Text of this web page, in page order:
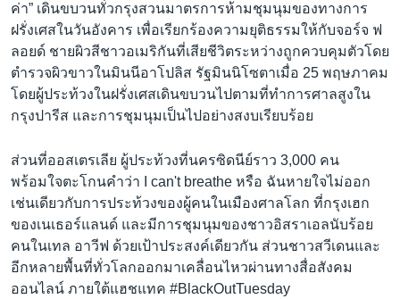
ค่า” เดินขบวนทั่วกรุงสวนมาตรการห้ามชุมนุมของทางการ
ฝรั่งเศสในวันอังคาร เพื่อเรียกร้องความยุติธรรมให้กับจอร์จ ฟ
ลอยด์ ชายผิวสีชาวอเมริกันที่เสียชีวิตระหว่างถูกควบคุมตัวโดย
ตำรวจผิวขาวในมินนีอาโปลิส รัฐมินนิโซตาเมื่อ 25 พฤษภาคม
โดยผู้ประท้วงในฝรั่งเศสเดินขบวนไปตามที่ทำการศาลสูงใน
กรุงปารีส และการชุมนุมเป็นไปอย่างสงบเรียบร้อย
ส่วนที่ออสเตรเลีย ผู้ประท้วงที่นครซิดนีย์ราว 3,000 คน
พร้อมใจตะโกนคำว่า I can't breathe หรือ ฉันหายใจไม่ออก
เช่นเดียวกับการประท้วงของผู้คนในเมืองศาลโลก ที่กรุงเฮก
ของเนเธอร์แลนด์ และมีการชุมนุมของชาวอิสราเอลนับร้อย
คนในเทล อาวีฟ ด้วยเป้าประสงค์เดียวกัน ส่วนชาวสวีเดนและ
อีกหลายพื้นที่ทั่วโลกออกมาเคลื่อนไหวผ่านทางสื่อสังคม
ออนไลน์ ภายใต้แฮชแทค #BlackOutTuesday